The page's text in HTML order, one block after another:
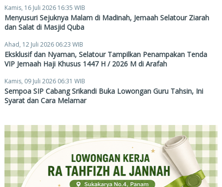
Kamis, 16 Juli 2026 16:35 WIB
Menyusuri Sejuknya Malam di Madinah, Jemaah Selatour Ziarah
dan Salat di Masjid Quba
Ahad, 12 Juli 2026 06:23 WIB
Eksklusif dan Nyaman, Selatour Tampilkan Penampakan Tenda
VIP Jemaah Haji Khusus 1447 H / 2026 M di Arafah
Kamis, 09 Juli 2026 06:31 WIB
Sempoa SIP Cabang Srikandi Buka Lowongan Guru Tahsin, Ini
Syarat dan Cara Melamar